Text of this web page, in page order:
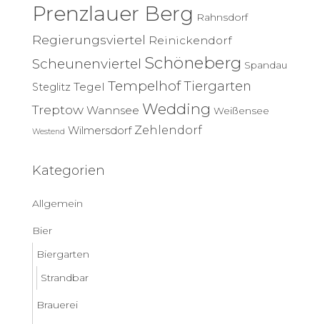
Prenzlauer Berg Rahnsdorf
Regierungsviertel Reinickendorf
Scheunenviertel Schöneberg Spandau
Steglitz Tegel TempelhofTiergarten
Treptow Wannsee Wedding Weißensee
Westend Wilmersdorf Zehlendorf
Kategorien
Allgemein
Bier
Biergarten
Strandbar
Brauerei